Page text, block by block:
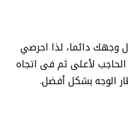
وجهك دائما، لذا احرصي
لأعلى ثم فى اتجاه
الوجه بشكل أفضل.